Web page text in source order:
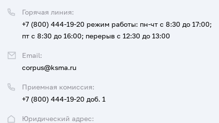
Юридический адрес:
Приемная комиссия:
+7 (800) 444-19-20 доб. 1
Горячая линия:
+7 (800) 444-19-20 режим работы: пн-чт с 8:30 до 17:00;
пт с 8:30 до 16:00; перерыв с 12:30 до 13:00
Email:
corpus@ksma.ru